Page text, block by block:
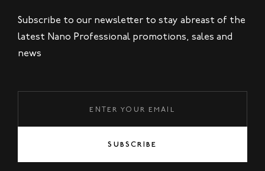
Subscribe to our newsletter to stay abreast of the
latest Nano Professional promotions, sales and
news
SUBSCRIBE